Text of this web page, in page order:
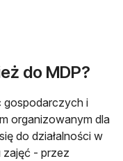
do MDP?
gospodarczych i
organizowanym dla
do działalności w
zajęć - przez